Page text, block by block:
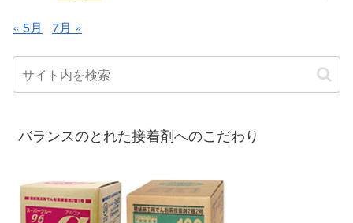
« 5月 7月 »
バランスのとれた接着剤へのこだわり